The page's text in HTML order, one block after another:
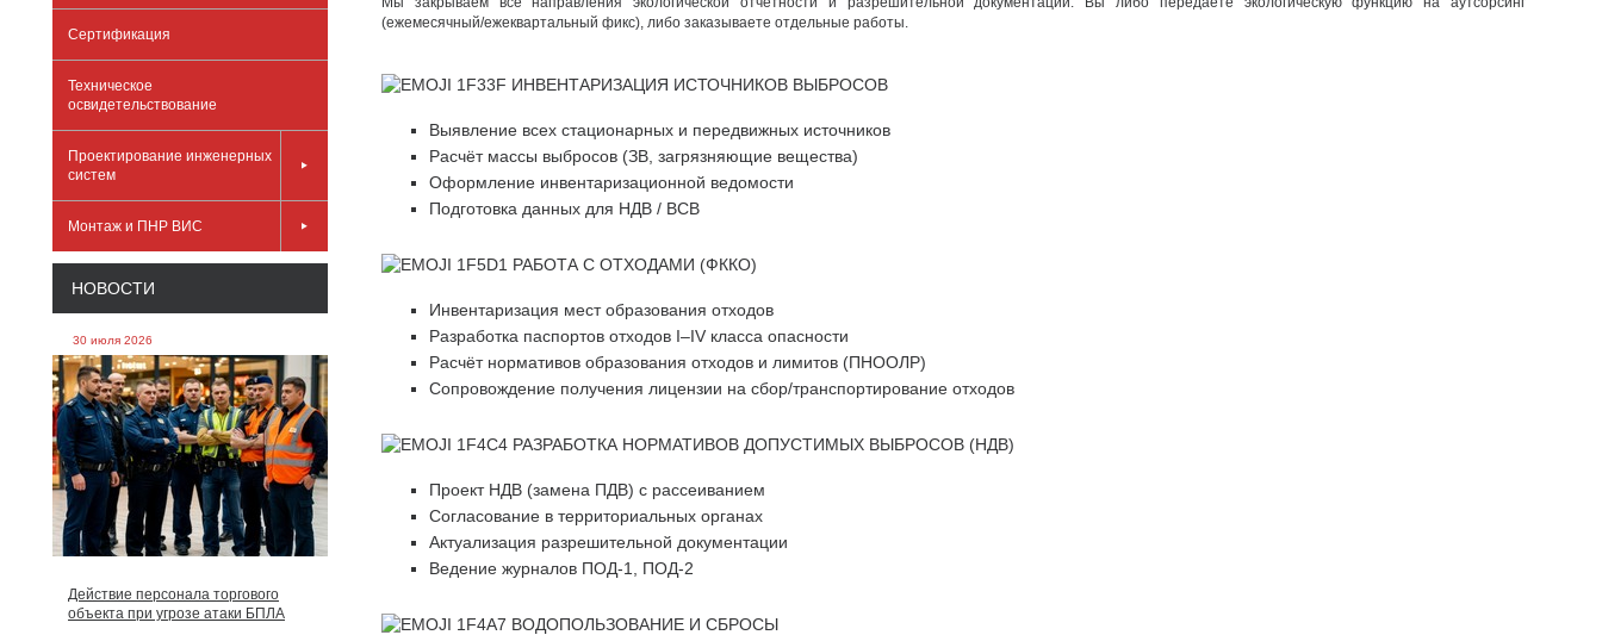
Сертификация
Техническое
освидетельствование
Проектирование инженерных
систем
Монтаж и ПНР ВИС
НОВОСТИ
30 июля 2026
Действие персонала торгового
объекта при угрозе атаки БПЛА
(ежемесячный/ежеквартальный фикс), либо заказываете отдельные работы.
ИНВЕНТАРИЗАЦИЯ ИСТОЧНИКОВ ВЫБРОСОВ
Выявление всех стационарных и передвижных источников
Расчёт массы выбросов (ЗВ, загрязняющие вещества)
Оформление инвентаризационной ведомости
Подготовка данных для НДВ / ВСВ
РАБОТА С ОТХОДАМИ (ФККО)
Инвентаризация мест образования отходов
Разработка паспортов отходов I–IV класса опасности
Расчёт нормативов образования отходов и лимитов (ПНООЛР)
Сопровождение получения лицензии на сбор/транспортирование отходов
РАЗРАБОТКА НОРМАТИВОВ ДОПУСТИМЫХ ВЫБРОСОВ (НДВ)
Проект НДВ (замена ПДВ) с рассеиванием
Согласование в территориальных органах
Актуализация разрешительной документации
Ведение журналов ПОД-1, ПОД-2
ВОДОПОЛЬЗОВАНИЕ И СБРОСЫ